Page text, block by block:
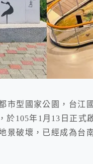
市型國家公園，台江
於105年1月13日正式
景破壞，已經成為台